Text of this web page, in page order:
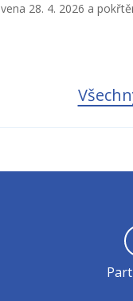
28. 4. 2026 a